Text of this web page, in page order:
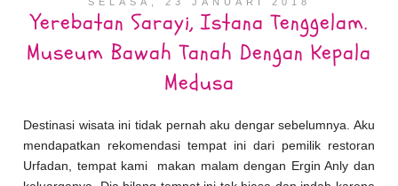
Yerebatan Sarayi, Istana Tenggelam.
Museum Bawah Tanah Dengan Kepala
Medusa
Destinasi wisata ini tidak pernah aku dengar sebelumnya. Aku
mendapatkan rekomendasi tempat ini dari pemilik restoran
Urfadan, tempat kami makan malam dengan Ergin Anly dan